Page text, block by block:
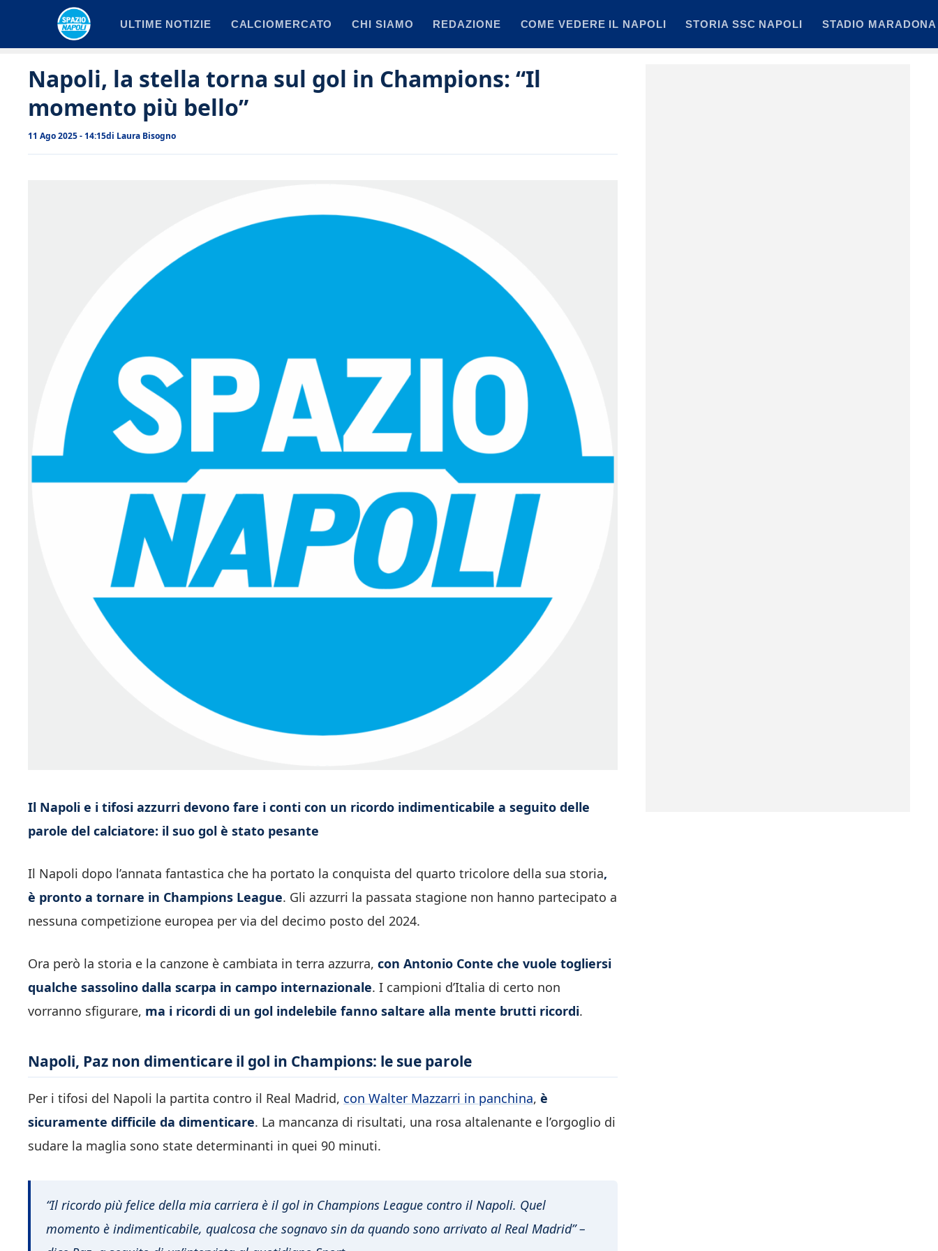
ULTIME NOTIZIE CALCIOMERCATO CHI SIAMO REDAZIONE COME VEDERE IL NAPOLI STORIA SSC NAPOLI STADIO MARADONA
Napoli, la stella torna sul gol in Champions: “Il
momento più bello”
11 Ago 2025 - 14:15di Laura Bisogno
Il Napoli e i tifosi azzurri devono fare i conti con un ricordo indimenticabile a seguito delle
parole del calciatore: il suo gol è stato pesante
Il Napoli dopo l’annata fantastica che ha portato la conquista del quarto tricolore della sua storia,
è pronto a tornare in Champions League. Gli azzurri la passata stagione non hanno partecipato a
nessuna competizione europea per via del decimo posto del 2024.
Ora però la storia e la canzone è cambiata in terra azzurra, con Antonio Conte che vuole togliersi
qualche sassolino dalla scarpa in campo internazionale. I campioni d’Italia di certo non
vorranno sfigurare, ma i ricordi di un gol indelebile fanno saltare alla mente brutti ricordi.
Napoli, Paz non dimenticare il gol in Champions: le sue parole
Per i tifosi del Napoli la partita contro il Real Madrid, con Walter Mazzarri in panchina, è
sicuramente difficile da dimenticare. La mancanza di risultati, una rosa altalenante e l’orgoglio di
sudare la maglia sono state determinanti in quei 90 minuti.
“Il ricordo più felice della mia carriera è il gol in Champions League contro il Napoli. Quel
momento è indimenticabile, qualcosa che sognavo sin da quando sono arrivato al Real Madrid” –